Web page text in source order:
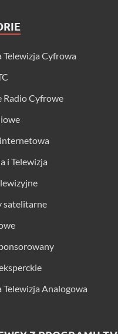
Telewizja Cyfrowa
Radio Cyfrowe
i Telewizja
satelitarne
Telewizja Analogowa